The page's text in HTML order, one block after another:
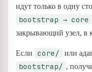
идут только в одну
bootstrap → core
закрывающий узел, в
Если core/ или
bootstrap/ ,